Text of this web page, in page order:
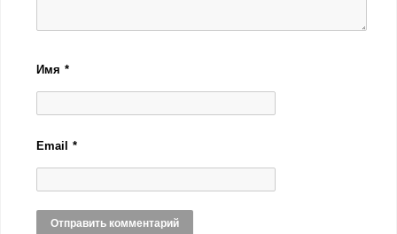
Имя*
Email*